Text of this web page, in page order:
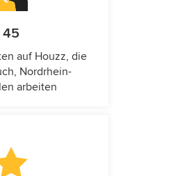
45
auf Houzz, die
Nordrhein-
arbeiten